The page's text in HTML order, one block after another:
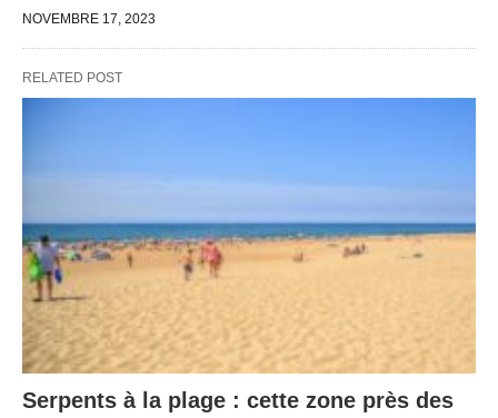
NOVEMBRE 17, 2023
RELATED POST
Serpents à la plage : cette zone près des